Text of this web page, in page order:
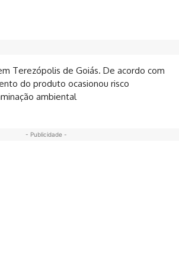
Terezópolis de Goiás. De acordo com
do produto ocasionou risco
ambiental
- Publicidade -